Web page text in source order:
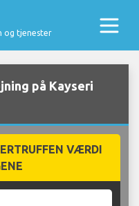
og tjenester
på Kayseri
VÆRDI